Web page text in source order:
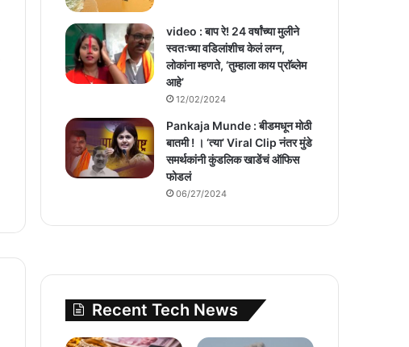
video : बाप रे! 24 वर्षांच्या मुलीने
स्वतःच्या वडिलांशीच केलं लग्न,
लोकांना म्हणते, ‘तुम्हाला काय प्राॅब्लेम
आहे’
12/02/2024
Pankaja Munde : बीडमधून मोठी
बातमी ! । ‘त्या’ Viral Clip नंतर मुंडे
समर्थकांनी कुंडलिक खाडेंचं ऑफिस
फोडलं
06/27/2024
Recent Tech News